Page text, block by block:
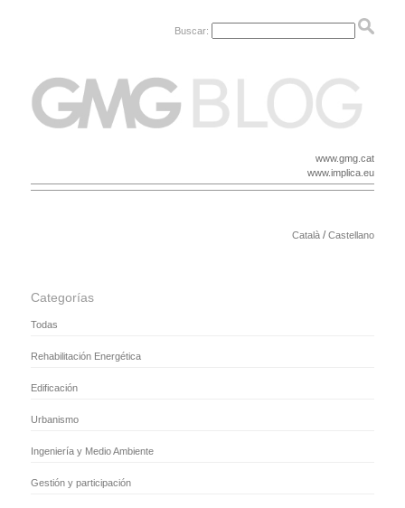
Buscar:
www.gmg.cat
www.implica.eu
Català /Castellano
Categorías
Todas
Rehabilitación Energética
Edificación
Urbanismo
Ingeniería y Medio Ambiente
Gestión y participación